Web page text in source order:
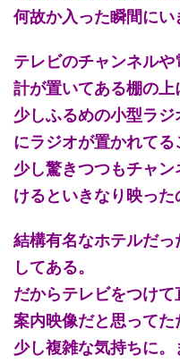
何故か入った瞬間にい
テレビのチャンネル
計が置いてある棚の上
少しふるめの小型ラ
にラジオが置かれてる
少し驚きつつもチャ
けるといきなり映った
結構有名なホテルだ
してある。
だからテレビをつけ
案内映像だと思ってた
少し複雑な気持ちに